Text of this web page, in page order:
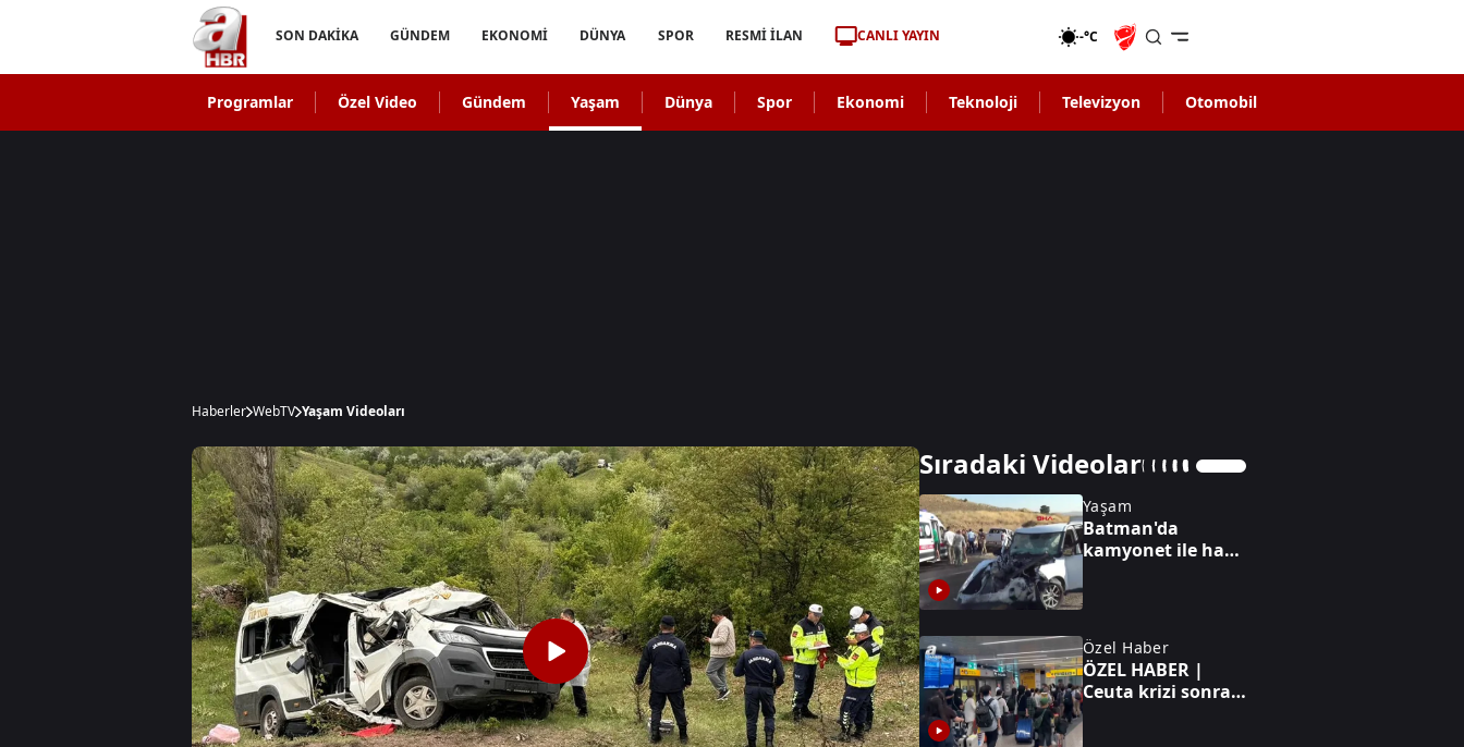
SON DAKİKA GÜNDEM EKONOMİ DÜNYA SPOR RESMİ İLAN CANLI YAYIN -°C
Programlar Özel Video Gündem Yaşam Dünya Spor Ekonomi Teknoloji Televizyon Otomobil
Haberler WebTV Yaşam Videoları
Sıradaki Videolar
Yaşam
Batman'da
kamyonet ile hafif
Özel Haber
ÖZEL HABER |
Ceuta krizi sonrası